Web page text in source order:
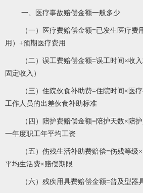
一、医疗事故赔偿金额一般多少
（一）医疗费赔偿金额=已发生医疗费
用）+预期医疗费用
（二）误工费赔偿金额=误工时间×收
固定收入）
（三）住院伙食补助费=住院时间×医
工作人员的出差伙食补助标准
（四）陪护费赔偿金额=陪护天数×陪
一年度职工年平均工资
（五）伤残生活补助费赔偿=伤残等
平均生活费×赔偿期限
（六）残疾用具费赔偿金额=普及型器